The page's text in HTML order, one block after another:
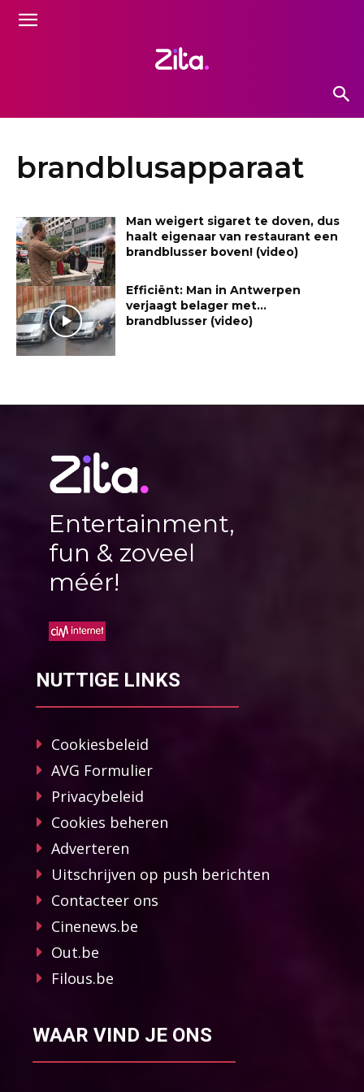
brandblusapparaat
Man weigert sigaret te doven, dus
haalt eigenaar van restaurant een
brandblusser boven! (video)
Efficiënt: Man in Antwerpen
verjaagt belager met…
brandblusser (video)
Entertainment,
fun & zoveel
méér!
NUTTIGE LINKS
Cookiesbeleid
AVG Formulier
Privacybeleid
Cookies beheren
Adverteren
Uitschrijven op push berichten
Contacteer ons
Cinenews.be
Out.be
Filous.be
WAAR VIND JE ONS